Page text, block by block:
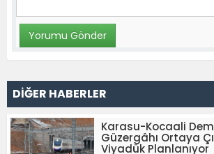
DİĞER HABERLER
Karasu-Kocaali
Güzergâhı Ortaya
Viyadük Planlanıyor